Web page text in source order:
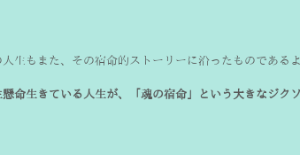
生もまた、その宿命的ストーリーに沿ったものである
命生きている人生が、「魂の宿命」という大きなジク